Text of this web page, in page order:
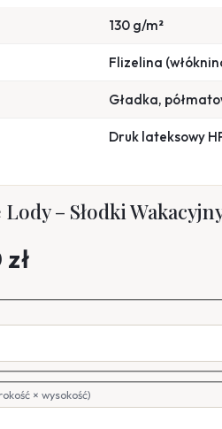
130 g/m²
Flizelina
Gładka,
Druk lateksowy
– Słodki
× wysokość)